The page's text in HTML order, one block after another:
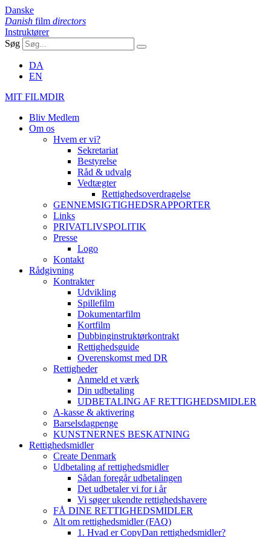
Danske
Danish film directors
Instruktører
Søg
DA
EN
MIT FILMDIR
Bliv Medlem
Om os
Hvem er vi?
Sekretariat
Bestyrelse
Råd & udvalg
Vedtægter
Rettighedsoverdragelse
GENNEMSIGTIGHEDSRAPPORTER
Links
PRIVATLIVSPOLITIK
Presse
Logo
Kontakt
Rådgivning
Kontrakter
Udvikling
Spillefilm
Dokumentarfilm
Kortfilm
Dubbinginstruktørkontrakt
Rettighedsguide
Overenskomst med DR
Rettigheder
Anmeld et værk
Din udbetaling
UDBETALING AF RETTIGHEDSMIDLER
A-kasse & aktivering
Barselsdagpenge
KUNSTNERNES BESKATNING
Rettighedsmidler
Create Denmark
Udbetaling af rettighedsmidler
Sådan foregår udbetalingen
Det udbetaler vi for i år
Vi søger ukendte rettighedshavere
FÅ DINE RETTIGHEDSMIDLER
Alt om rettighedsmidler (FAQ)
1. Hvad er CopyDan rettighedsmidler?